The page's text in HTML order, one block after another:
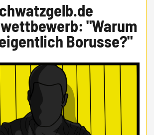
"Warum
Borusse?"